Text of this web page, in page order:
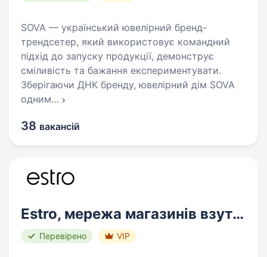
SOVA — український ювелірний бренд-
трендсетер, який використовує командний
підхід до запуску продукції, демонструє
сміливість та бажання експериментувати.
Зберігаючи ДНК бренду, ювелірний дім SOVA
одним…
38 вакансій
Estro, мережа магазинів взуття
Перевірено VIP